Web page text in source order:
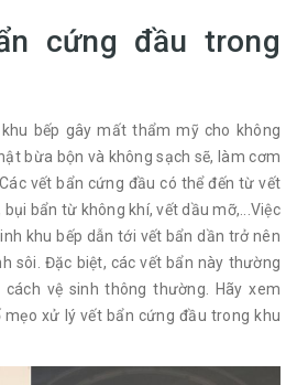
cứng đầu trong
bếp gây mất thẩm mỹ cho không
bừa bộn và không sạch sẽ, làm cơm
vết bẩn cứng đầu có thể đến từ vết
bẩn từ không khí, vết dầu mỡ,...Việc
khu bếp dẫn tới vết bẩn dần trở nên
sôi. Đặc biệt, các vết bẩn này thường
vệ sinh thông thường. Hãy xem
xử lý vết bẩn cứng đầu trong khu